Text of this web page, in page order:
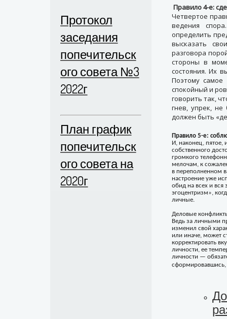
Протокол
заседания
попечительск
ого совета №3
2022г
План график
попечительск
ого совета на
2020г
Правило 4-е:
Четвертое
ведения
определить
высказать
разговора
стороны в
состояния. Их
Поэтому самое
спокойный и
говорить так,
гнев, упрек,
должен быть
Правило 5-е:
И, наконец, пятое,
собственного
громкого
мелочам, к
в переполненном
настроение уже
обид на всех и вся
эгоцентризм»,
личные.
Деловые
Ведь за личными
изменил свой
или иначе, может
корректировать
личности, ее
личности —
сформировавшись,